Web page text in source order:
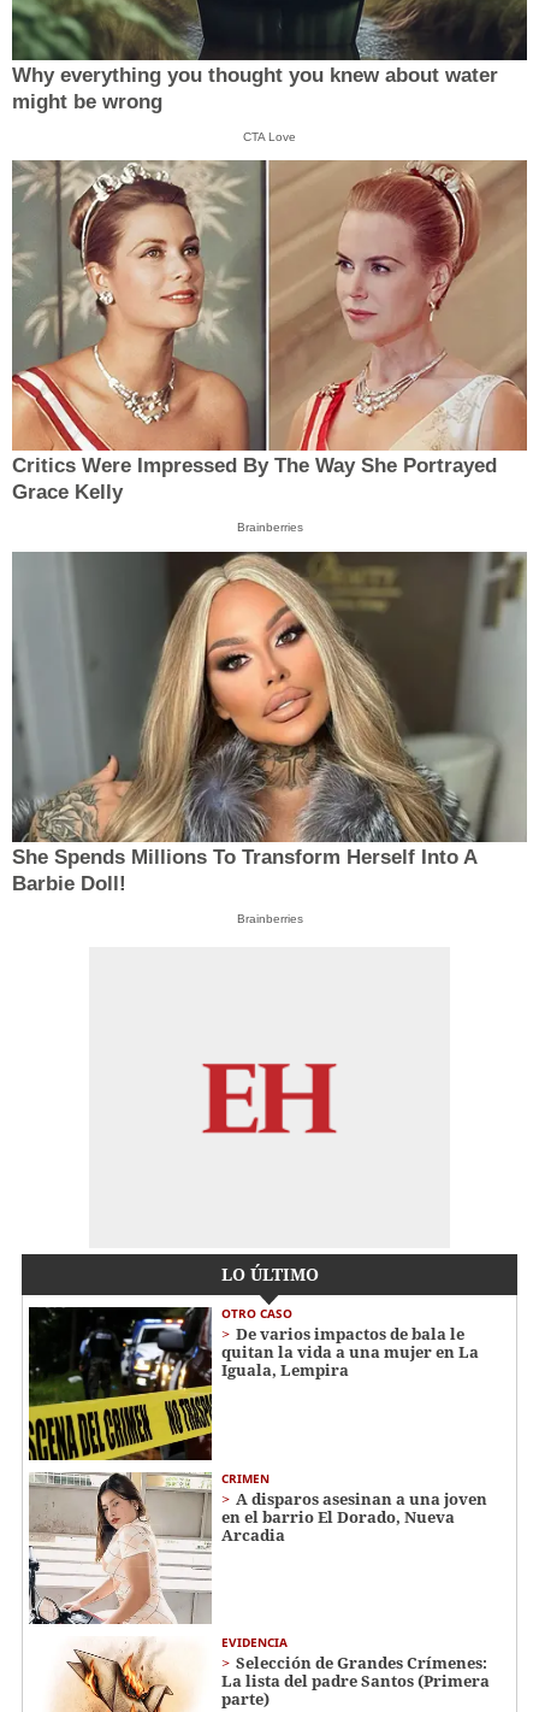
Why everything you thought you knew about water
might be wrong
CTA Love
Critics Were Impressed By The Way She Portrayed
Grace Kelly
Brainberries
She Spends Millions To Transform Herself Into A
Barbie Doll!
Brainberries
LO ÚLTIMO
OTRO CASO
De varios impactos de bala le
quitan la vida a una mujer en La
Iguala, Lempira
CRIMEN
A disparos asesinan a una joven
en el barrio El Dorado, Nueva
Arcadia
EVIDENCIA
Selección de Grandes Crímenes:
La lista del padre Santos (Primera
parte)